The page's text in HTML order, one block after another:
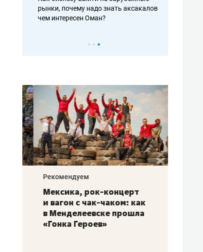
рынки, почему надо знать аксакалов и
чем интересен Оман?
Рекомендуем
Мексика, рок-концерт
и вагон с чак-чаком: как
в Менделеевске прошла
«Гонка Героев»